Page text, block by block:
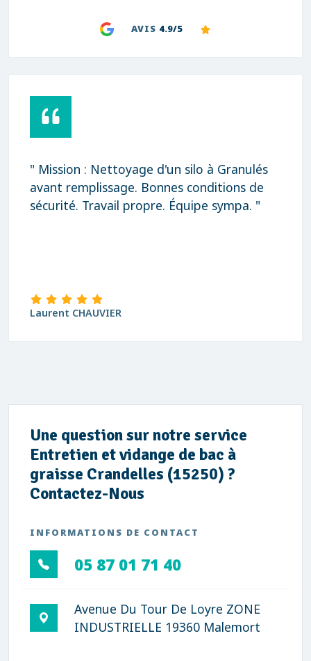
AVIS 4.9/5
" Mission : Nettoyage d'un silo à Granulés
avant remplissage. Bonnes conditions de
sécurité. Travail propre. Équipe sympa. "
Laurent CHAUVIER
Une question sur notre service
Entretien et vidange de bac à
graisse Crandelles (15250) ?
Contactez-Nous
INFORMATIONS DE CONTACT
05 87 01 71 40
Avenue Du Tour De Loyre ZONE
INDUSTRIELLE 19360 Malemort